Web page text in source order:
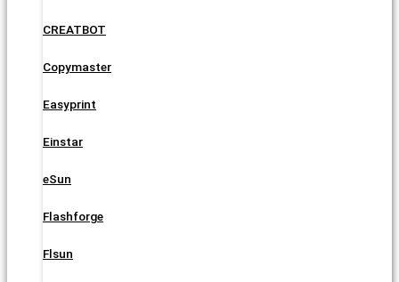
CREATBOT
Copymaster
Easyprint
Einstar
eSun
Flashforge
Flsun